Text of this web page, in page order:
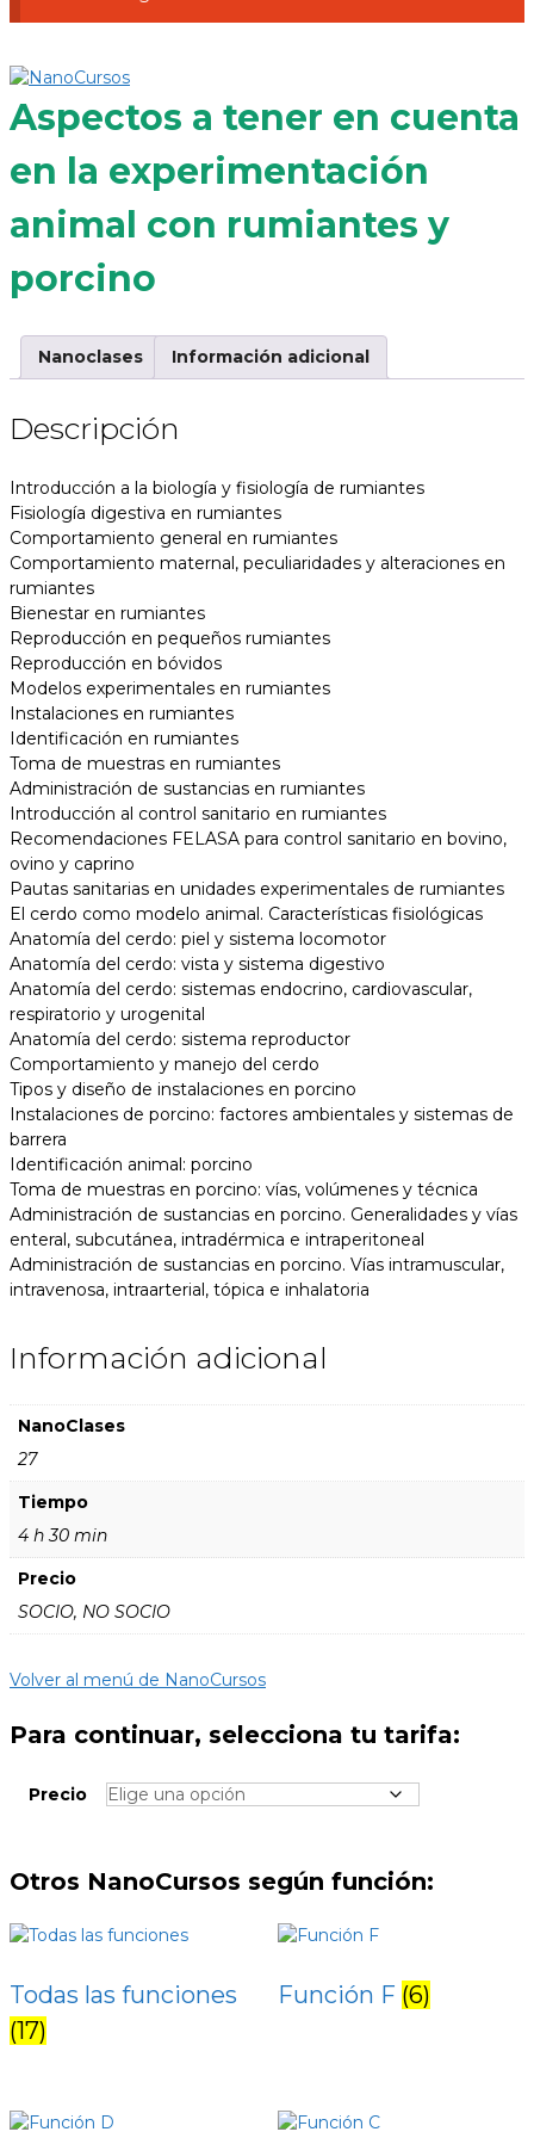
Aspectos a tener en cuenta
en la experimentación
animal con rumiantes y
porcino
Nanoclases Información adicional
Descripción
Introducción a la biología y fisiología de rumiantes
Fisiología digestiva en rumiantes
Comportamiento general en rumiantes
Comportamiento maternal, peculiaridades y alteraciones en
rumiantes
Bienestar en rumiantes
Reproducción en pequeños rumiantes
Reproducción en bóvidos
Modelos experimentales en rumiantes
Instalaciones en rumiantes
Identificación en rumiantes
Toma de muestras en rumiantes
Administración de sustancias en rumiantes
Introducción al control sanitario en rumiantes
Recomendaciones FELASA para control sanitario en bovino,
ovino y caprino
Pautas sanitarias en unidades experimentales de rumiantes
El cerdo como modelo animal. Características fisiológicas
Anatomía del cerdo: piel y sistema locomotor
Anatomía del cerdo: vista y sistema digestivo
Anatomía del cerdo: sistemas endocrino, cardiovascular,
respiratorio y urogenital
Anatomía del cerdo: sistema reproductor
Comportamiento y manejo del cerdo
Tipos y diseño de instalaciones en porcino
Instalaciones de porcino: factores ambientales y sistemas de
barrera
Identificación animal: porcino
Toma de muestras en porcino: vías, volúmenes y técnica
Administración de sustancias en porcino. Generalidades y vías
enteral, subcutánea, intradérmica e intraperitoneal
Administración de sustancias en porcino. Vías intramuscular,
intravenosa, intraarterial, tópica e inhalatoria
Información adicional
NanoClases
27
Tiempo
4 h 30 min
Precio
SOCIO, NO SOCIO
Volver al menú de NanoCursos
Para continuar, selecciona tu tarifa:
Precio
Otros NanoCursos según función:
Todas las funciones
(17)
Función F (6)